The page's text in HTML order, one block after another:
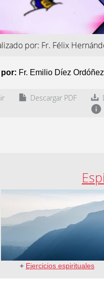
por: Fr. Félix
Fr. Emilio Díez
Descargar PDF
+ Ejercicios espirituales